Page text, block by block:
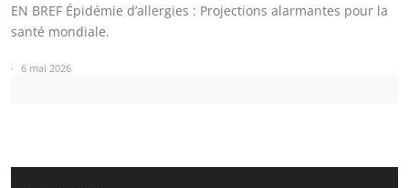
EN BREF Épidémie d’allergies : Projections alarmantes pour la
santé mondiale.
6 mai 2026